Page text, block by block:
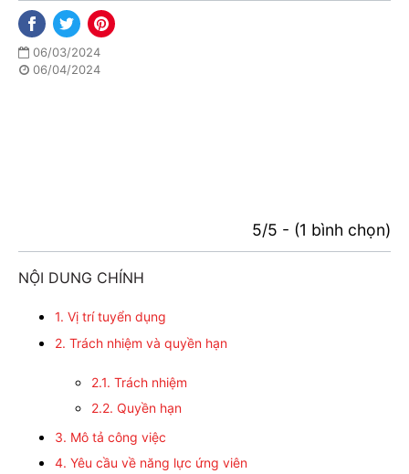
06/03/2024
06/04/2024
5/5 - (1 bình chọn)
NỘI DUNG CHÍNH
1. Vị trí tuyển dụng
2. Trách nhiệm và quyền hạn
2.1. Trách nhiệm
2.2. Quyền hạn
3. Mô tả công việc
4. Yêu cầu về năng lực ứng viên